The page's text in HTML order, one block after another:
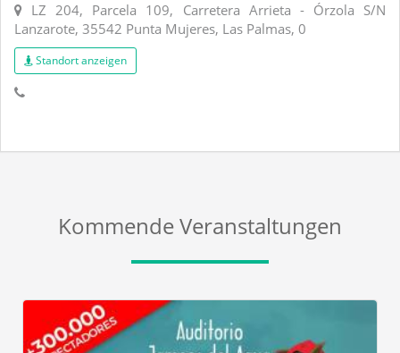
LZ 204, Parcela 109, Carretera Arrieta - Órzola S/N
Lanzarote, 35542 Punta Mujeres, Las Palmas, 0
Standort anzeigen
Kommende Veranstaltungen